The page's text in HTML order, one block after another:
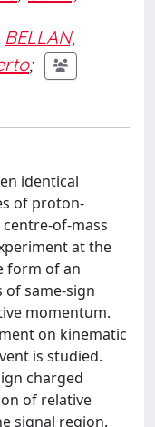
BELLAN,
;
identical
of proton-
of-mass
at the
form of an
same-sign
momentum.
on kinematic
is studied.
charged
of relative
signal region.